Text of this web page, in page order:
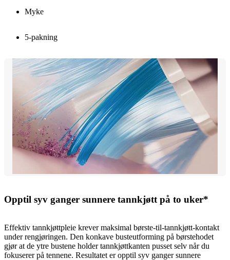
Myke
5-pakning
Opptil syv ganger sunnere tannkjøtt på to uker*
Effektiv tannkjøttpleie krever maksimal børste-til-tannkjøtt-kontakt
under rengjøringen. Den konkave busteutforming på børstehodet
gjør at de ytre bustene holder tannkjøttkanten pusset selv når du
fokuserer på tennene. Resultatet er opptil syv ganger sunnere